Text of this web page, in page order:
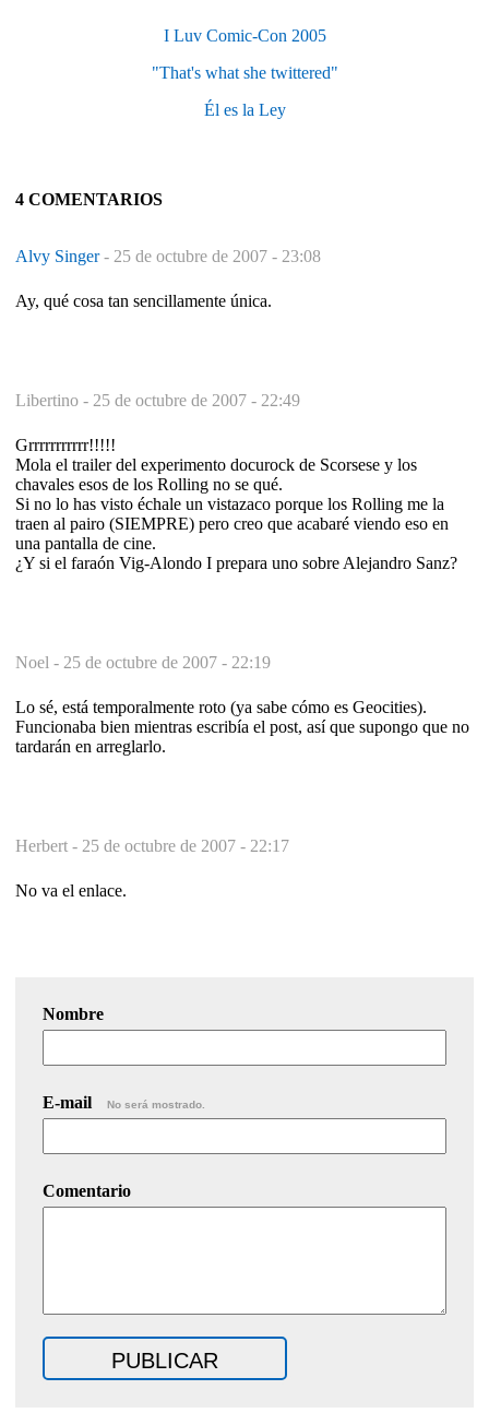
I Luv Comic-Con 2005
"That's what she twittered"
Él es la Ley
4 COMENTARIOS
Alvy Singer- 25 de octubre de 2007 - 23:08
Ay, qué cosa tan sencillamente única.
Libertino - 25 de octubre de 2007 - 22:49
Grrrrrrrrrrr!!!!!
Mola el trailer del experimento docurock de Scorsese y los
chavales esos de los Rolling no se qué.
Si no lo has visto échale un vistazaco porque los Rolling me la
traen al pairo (SIEMPRE) pero creo que acabaré viendo eso en
una pantalla de cine.
¿Y si el faraón Vig-Alondo I prepara uno sobre Alejandro Sanz?
Noel - 25 de octubre de 2007 - 22:19
Lo sé, está temporalmente roto (ya sabe cómo es Geocities).
Funcionaba bien mientras escribía el post, así que supongo que no
tardarán en arreglarlo.
Herbert - 25 de octubre de 2007 - 22:17
No va el enlace.
Nombre
E-mail No será mostrado.
Comentario